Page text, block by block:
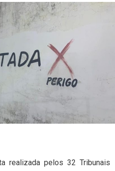
realizada pelos 32 Tribunais